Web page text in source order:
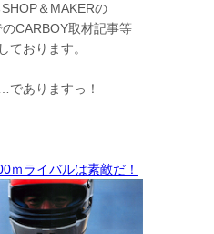
＆MAKERの
CARBOY取材記事等
ております。
ありますっ！
ｍライバルは素敵だ！